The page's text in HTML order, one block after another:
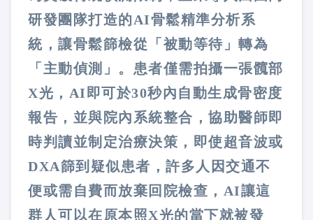
研發團隊打造的AI骨鬆精準分析系
統，讓骨鬆篩檢從「被動等待」轉為
「主動偵測」。患者僅需拍攝一張髖部
X光，AI即可於30秒內自動生成骨密度
報告，並與院內系統整合，協助醫師即
時判讀並制定治療決策，即使超音波或
DXA篩到疑似患者，許多人因交通不
便或需自費而放棄回院檢查，AI讓這
群人可以在原本照X光的當下就被發